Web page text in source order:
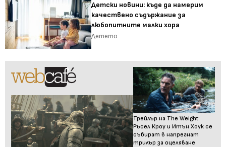
Детски новини: къде да намерим
качествено съдържание за
любопитните малки хора
Детето
Трейлър на The Weight:
Ръсел Кроу и Итън Хоук се
събират в напрегнат
трилър за оцеляване